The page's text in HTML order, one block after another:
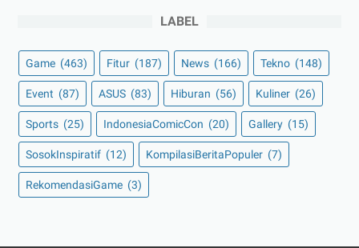
LABEL
Game (463) Fitur (187) News (166) Tekno (148)
Event (87) ASUS (83) Hiburan (56) Kuliner (26)
Sports (25) IndonesiaComicCon (20) Gallery (15)
SosokInspiratif (12) KompilasiBeritaPopuler (7)
RekomendasiGame (3)